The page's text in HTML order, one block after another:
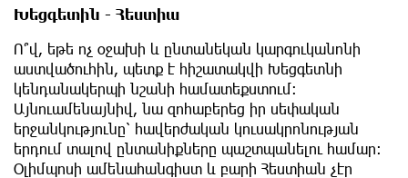
Խեցգետին - Հեստիա
Ո՞վ, եթե ոչ օջախի և ընտանեկան կարգուկանոնի
աստվածուհին, պետք է հիշատակվի Խեցգետնի
կենդանակերպի նշանի համատեքստում։
Այնուամենայնիվ, նա զոհաբերեց իր սեփական
երջանկությունը՝ հավերժական կուսակրոնության
երդում տալով ընտանիքները պաշտպանելու համար։
Օլիմպոսի ամենահանգիստ և բարի Հեստիան չէր